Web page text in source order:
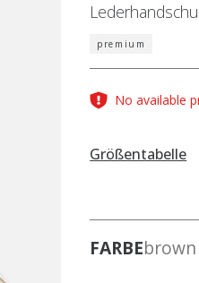
premium
No available
Größentabelle
FARBEbrown